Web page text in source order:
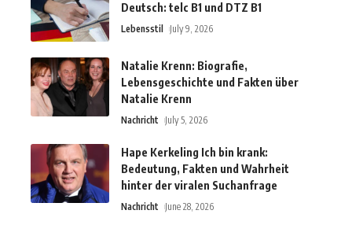
Deutsch: telc B1 und DTZ B1
Lebensstil July 9, 2026
Natalie Krenn: Biografie,
Lebensgeschichte und Fakten über
Natalie Krenn
Nachricht July 5, 2026
Hape Kerkeling Ich bin krank:
Bedeutung, Fakten und Wahrheit
hinter der viralen Suchanfrage
Nachricht June 28, 2026